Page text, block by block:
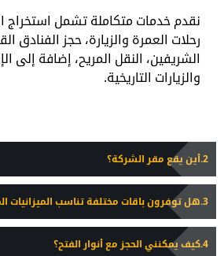
نقدم خدمات متكاملة تشمل استخراج
رحلات العمرة والزيارة، حجز الفنادق
الشريفين، النقل المريح، إضافة إلى
والزيارات التاريخية.
أين يقع مقر الشركة؟
هل توفرون باقات مختلفة تناسب الميزانيات
كيف يمكنني الحجز مع أنوار الفتح؟